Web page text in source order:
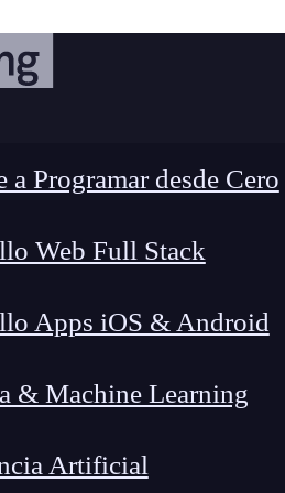
a Programar desde Cero
Web Full Stack
Apps iOS & Android
& Machine Learning
Artificial